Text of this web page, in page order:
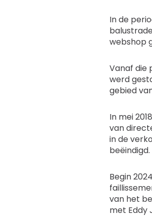
In de
webshop
Vanaf die
werd
gebied
In mei
van
in de
beëindigd.
Begin
van het
met Eddy